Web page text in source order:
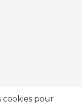
cookies pour